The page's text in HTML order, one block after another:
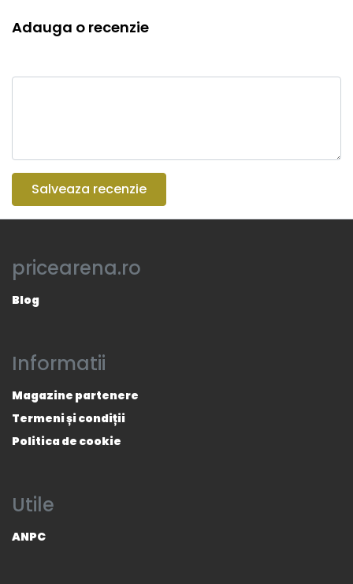
Adauga o recenzie
Salveaza recenzie
pricearena.ro
Blog
Informatii
Magazine partenere
Termeni și condiții
Politica de cookie
Utile
ANPC